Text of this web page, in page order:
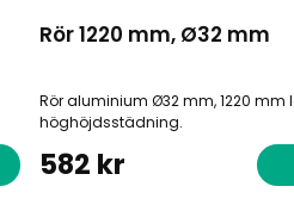
Rör 1220 mm, Ø32 mm
Rör aluminium Ø32 mm, 1220 mm
höghöjdsstädning.
582 kr